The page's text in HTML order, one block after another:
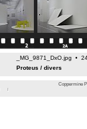
_MG_9871_DxO.jpg •
Proteus / divers
Coppermine